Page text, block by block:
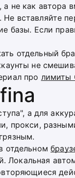
не как автора
вставляйте
базы. Если
отдельный
не
про лимиты
а для
прокси,
отдельном